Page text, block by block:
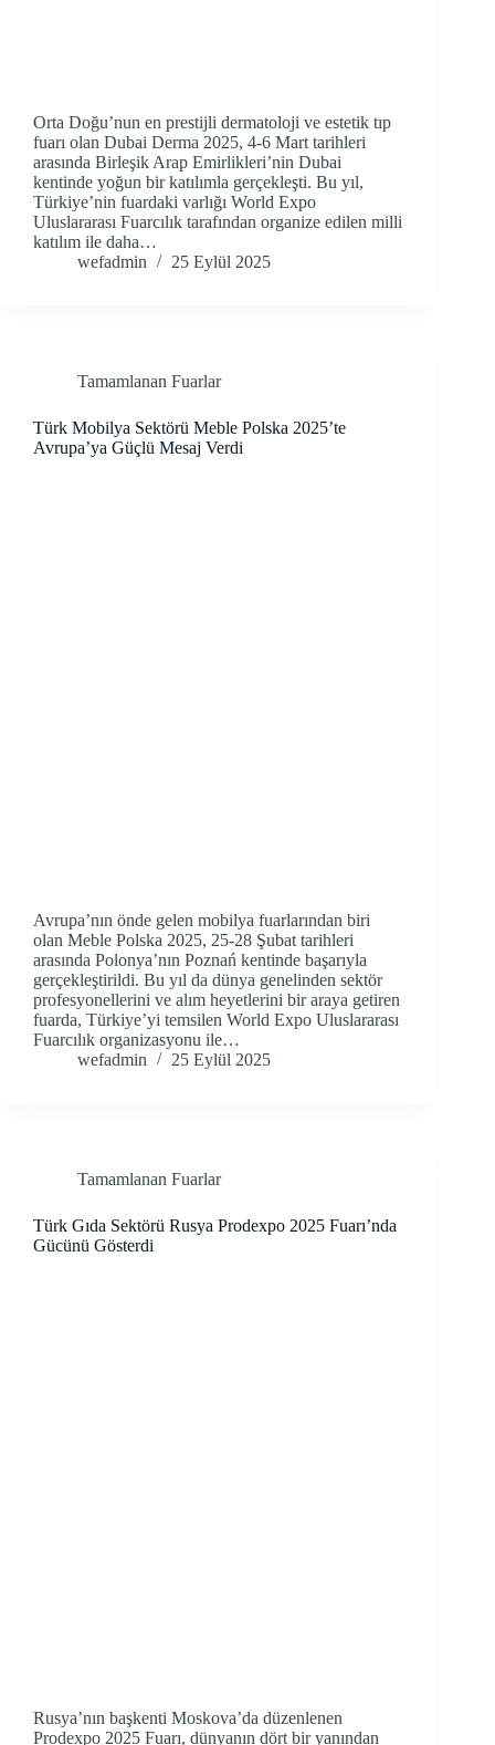
Orta Doğu’nun en prestijli dermatoloji ve estetik tıp
fuarı olan Dubai Derma 2025, 4-6 Mart tarihleri
arasında Birleşik Arap Emirlikleri’nin Dubai
kentinde yoğun bir katılımla gerçekleşti. Bu yıl,
Türkiye’nin fuardaki varlığı World Expo
Uluslararası Fuarcılık tarafından organize edilen milli
katılım ile daha…
wefadmin
25 Eylül 2025
Tamamlanan Fuarlar
Türk Mobilya Sektörü Meble Polska 2025’te
Avrupa’ya Güçlü Mesaj Verdi
Avrupa’nın önde gelen mobilya fuarlarından biri
olan Meble Polska 2025, 25-28 Şubat tarihleri
arasında Polonya’nın Poznań kentinde başarıyla
gerçekleştirildi. Bu yıl da dünya genelinden sektör
profesyonellerini ve alım heyetlerini bir araya getiren
fuarda, Türkiye’yi temsilen World Expo Uluslararası
Fuarcılık organizasyonu ile…
wefadmin
25 Eylül 2025
Tamamlanan Fuarlar
Türk Gıda Sektörü Rusya Prodexpo 2025 Fuarı’nda
Gücünü Gösterdi
Rusya’nın başkenti Moskova’da düzenlenen
Prodexpo 2025 Fuarı, dünyanın dört bir yanından